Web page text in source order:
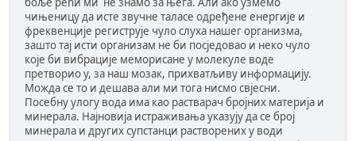
чињеницу да исте звучне таласе одређене енергије и
фреквенције региструје чуло слуха нашег организма,
зашто тај исти организам не би посједовао и неко чуло
које би вибрације меморисане у молекуле воде
претворио у, за наш мозак, прихватљиву информацију.
Можда се то и дешава али ми тога нисмо свјесни.
Посебну улогу вода има као растварач бројних материја и
минерала. Најновија истраживања указују да се број
минерала и других супстанци растворених у води